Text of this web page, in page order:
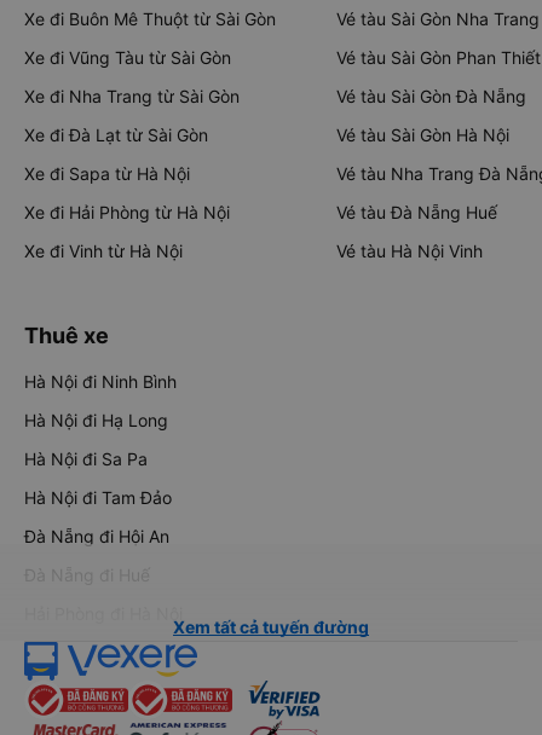
Xe đi Buôn Mê Thuột từ Sài Gòn
Xe đi Vũng Tàu từ Sài Gòn
Xe đi Nha Trang từ Sài Gòn
Xe đi Đà Lạt từ Sài Gòn
Xe đi Sapa từ Hà Nội
Xe đi Hải Phòng từ Hà Nội
Xe đi Vinh từ Hà Nội
Vé tàu Sài Gòn Nha Trang
Vé tàu Sài Gòn Phan Thiết
Vé tàu Sài Gòn Đà Nẵng
Vé tàu Sài Gòn Hà Nội
Vé tàu Nha Trang Đà
Vé tàu Đà Nẵng Huế
Vé tàu Hà Nội Vinh
Thuê xe
Hà Nội đi Ninh Bình
Hà Nội đi Hạ Long
Hà Nội đi Sa Pa
Hà Nội đi Tam Đảo
Đà Nẵng đi Hội An
Đà Nẵng đi Huế
Xem tất cả tuyến đường